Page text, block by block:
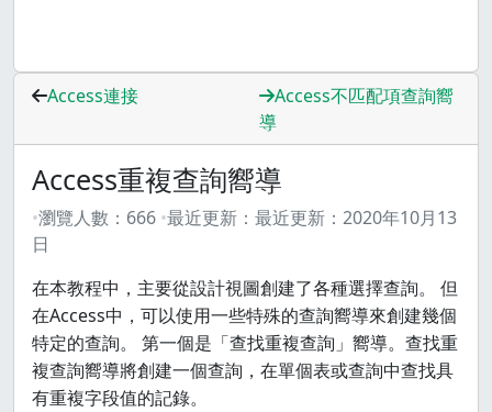
Access連接
Access不匹配項查詢嚮
導
Access重複查詢嚮導
瀏覽人數： 666 最近更新： 最近更新： 2020年10月13
日
在本教程中，主要從設計視圖創建了各種選擇查詢。 但
在Access中，可以使用一些特殊的查詢嚮導來創建幾個
特定的查詢。 第一個是「查找重複查詢」嚮導。查找重
複查詢嚮導將創建一個查詢，在單個表或查詢中查找具
有重複字段值的記錄。